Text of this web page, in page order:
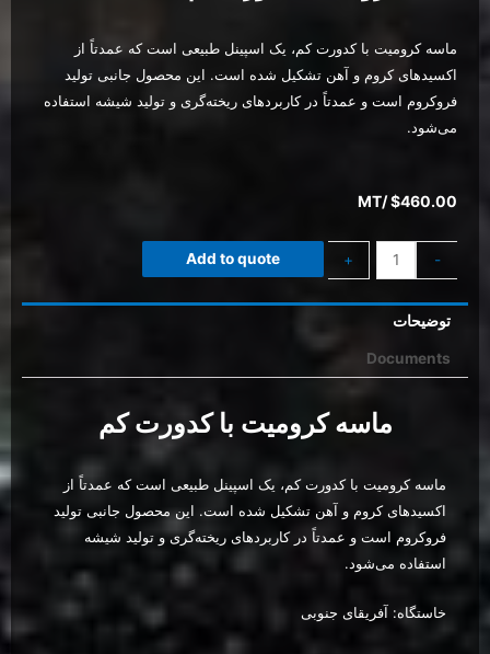
ماسه کرومیت با کدورت کم، یک اسپینل طبیعی است که عمدتاً از
اکسیدهای کروم و آهن تشکیل شده است. این محصول جانبی تولید
فروکروم است و عمدتاً در کاربردهای ریخته‌گری و تولید شیشه استفاده
می‌شود.
$460.00
/MT
-
+
Add to quote
توضیحات
Documents
ماسه کرومیت با کدورت کم
ماسه کرومیت با کدورت کم، یک اسپینل طبیعی است که عمدتاً از
اکسیدهای کروم و آهن تشکیل شده است. این محصول جانبی تولید
فروکروم است و عمدتاً در کاربردهای ریخته‌گری و تولید شیشه
استفاده می‌شود.
خاستگاه: آفریقای جنوبی